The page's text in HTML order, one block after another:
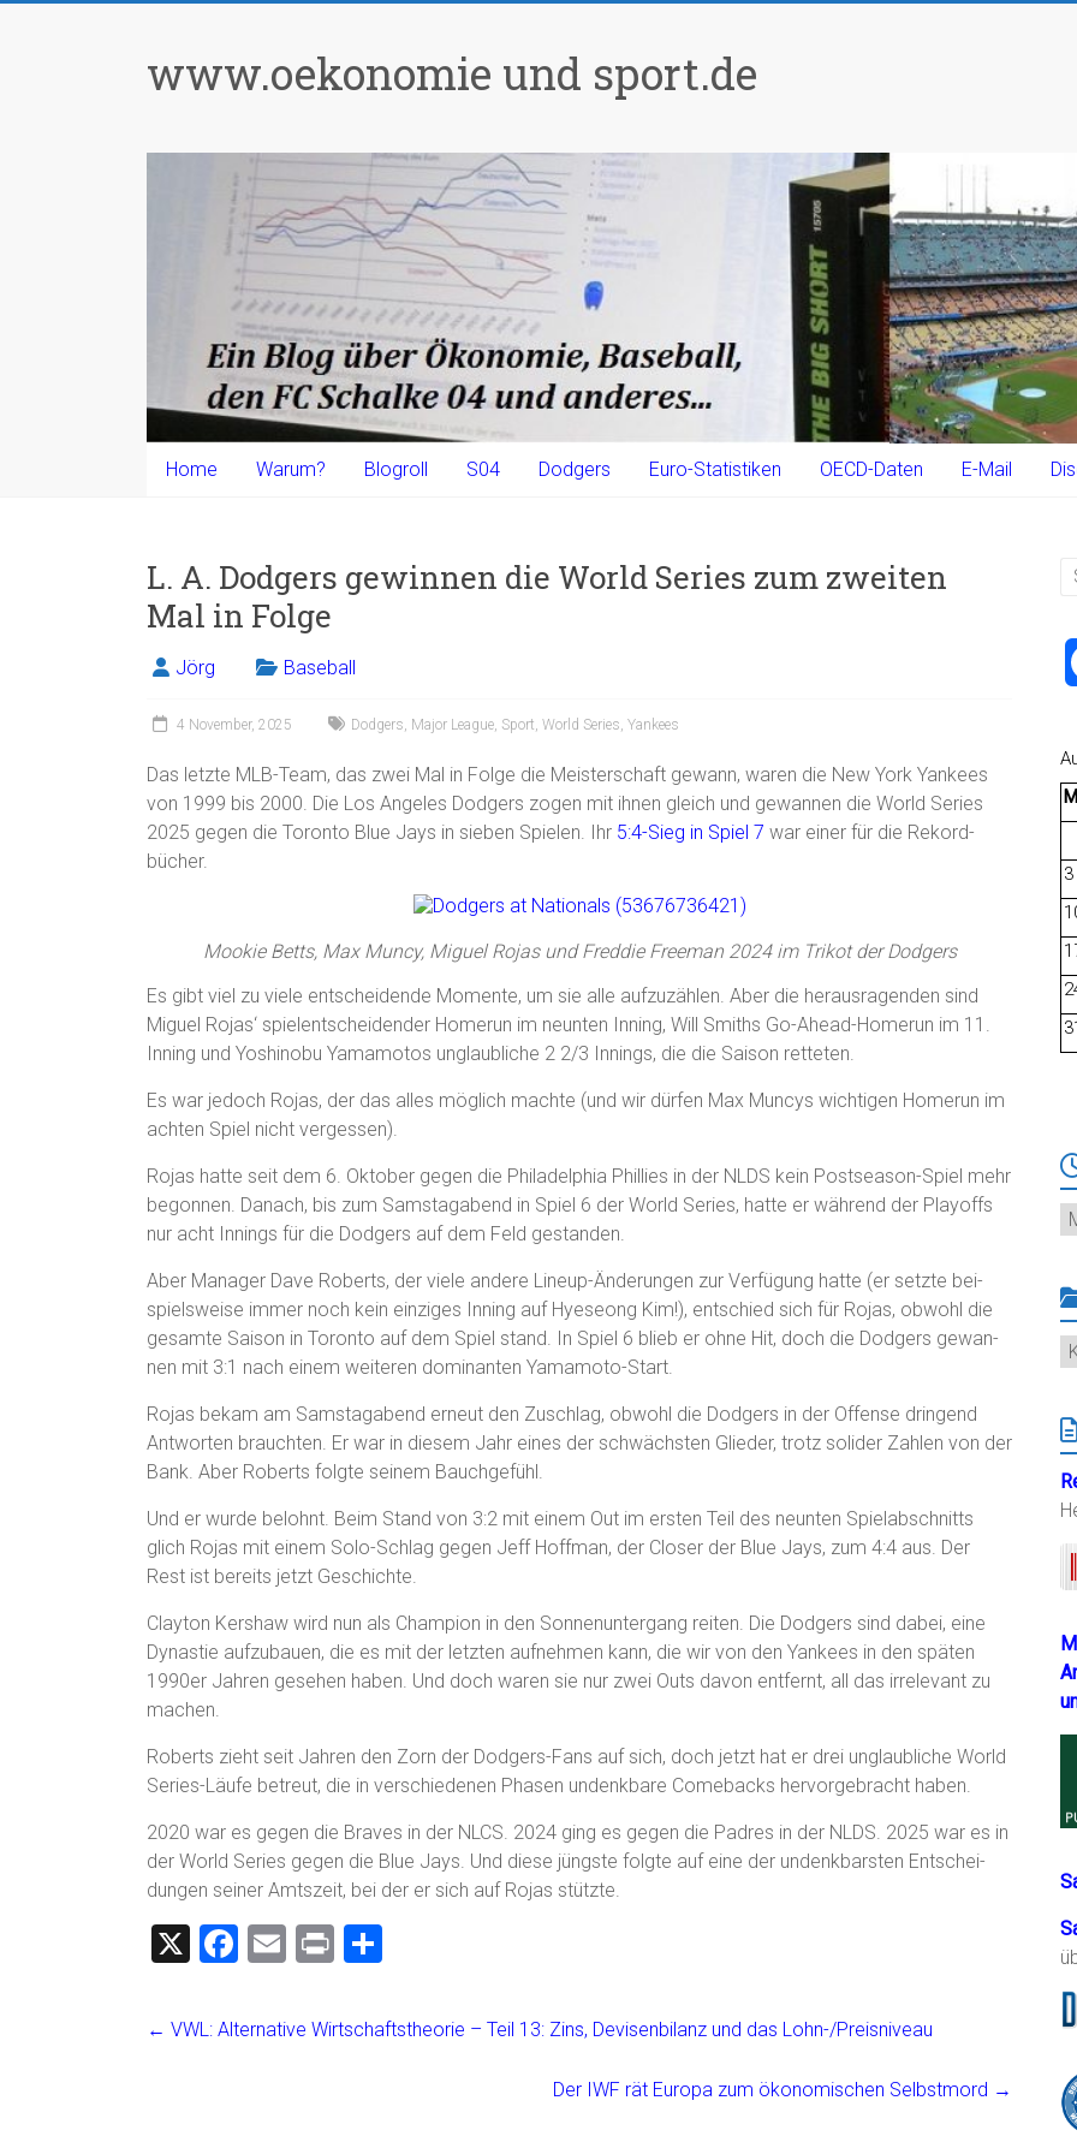
www.oekonomie und sport.de
Home Warum? Blogroll S04 Dodgers Euro-Statistiken OECD-Daten E-Mail
L. A. Dodgers gewinnen die World Series zum zweiten
Mal in Folge
Jörg Baseball
4 November, 2025 Dodgers Major League Sport World Series Yankees
Das letzte MLB-Team, das zwei Mal in Folge die Meisterschaft gewann, waren die New York Yankees
von 1999 bis 2000. Die Los Angeles Dodgers zogen mit ihnen gleich und gewannen die World Series
2025 gegen die Toronto Blue Jays in sieben Spielen. Ihr 5:4-Sieg in Spiel 7 war einer für die Rekord-
bücher.
Mookie Betts, Max Muncy, Miguel Rojas und Freddie Freeman 2024 im Trikot der Dodgers
Es gibt viel zu viele entscheidende Momente, um sie alle aufzuzählen. Aber die herausragenden sind
Miguel Rojas‘ spielentscheidender Homerun im neunten Inning, Will Smiths Go-Ahead-Homerun im 11.
Inning und Yoshinobu Yamamotos unglaubliche 2 2/3 Innings, die die Saison retteten.
Es war jedoch Rojas, der das alles möglich machte (und wir dürfen Max Muncys wichtigen Homerun im
achten Spiel nicht vergessen).
Rojas hatte seit dem 6. Oktober gegen die Philadelphia Phillies in der NLDS kein Postseason-Spiel mehr
begonnen. Danach, bis zum Samstagabend in Spiel 6 der World Series, hatte er während der Playoffs
nur acht Innings für die Dodgers auf dem Feld gestanden.
Aber Manager Dave Roberts, der viele andere Lineup-Änderungen zur Verfügung hatte (er setzte bei-
spielsweise immer noch kein einziges Inning auf Hyeseong Kim!), entschied sich für Rojas, obwohl die
gesamte Saison in Toronto auf dem Spiel stand. In Spiel 6 blieb er ohne Hit, doch die Dodgers gewan-
nen mit 3:1 nach einem weiteren dominanten Yamamoto-Start.
Rojas bekam am Samstagabend erneut den Zuschlag, obwohl die Dodgers in der Offense dringend
Antworten brauchten. Er war in diesem Jahr eines der schwächsten Glieder, trotz solider Zahlen von der
Bank. Aber Roberts folgte seinem Bauchgefühl.
Und er wurde belohnt. Beim Stand von 3:2 mit einem Out im ersten Teil des neunten Spielabschnitts
glich Rojas mit einem Solo-Schlag gegen Jeff Hoffman, der Closer der Blue Jays, zum 4:4 aus. Der
Rest ist bereits jetzt Geschichte.
Clayton Kershaw wird nun als Champion in den Sonnenuntergang reiten. Die Dodgers sind dabei, eine
Dynastie aufzubauen, die es mit der letzten aufnehmen kann, die wir von den Yankees in den späten
1990er Jahren gesehen haben. Und doch waren sie nur zwei Outs davon entfernt, all das irrelevant zu
machen.
Roberts zieht seit Jahren den Zorn der Dodgers-Fans auf sich, doch jetzt hat er drei unglaubliche World
Series-Läufe betreut, die in verschiedenen Phasen undenkbare Comebacks hervorgebracht haben.
2020 war es gegen die Braves in der NLCS. 2024 ging es gegen die Padres in der NLDS. 2025 war es in
der World Series gegen die Blue Jays. Und diese jüngste folgte auf eine der undenkbarsten Entschei-
dungen seiner Amtszeit, bei der er sich auf Rojas stützte.
X
F
ce
E
ai
Pr
t
e
← VWL: Alternative Wirtschaftstheorie – Teil 13: Zins, Devisenbilanz und das Lohn-/Preisniveau
Der IWF rät Europa zum ökonomischen Selbstmord →
M
3